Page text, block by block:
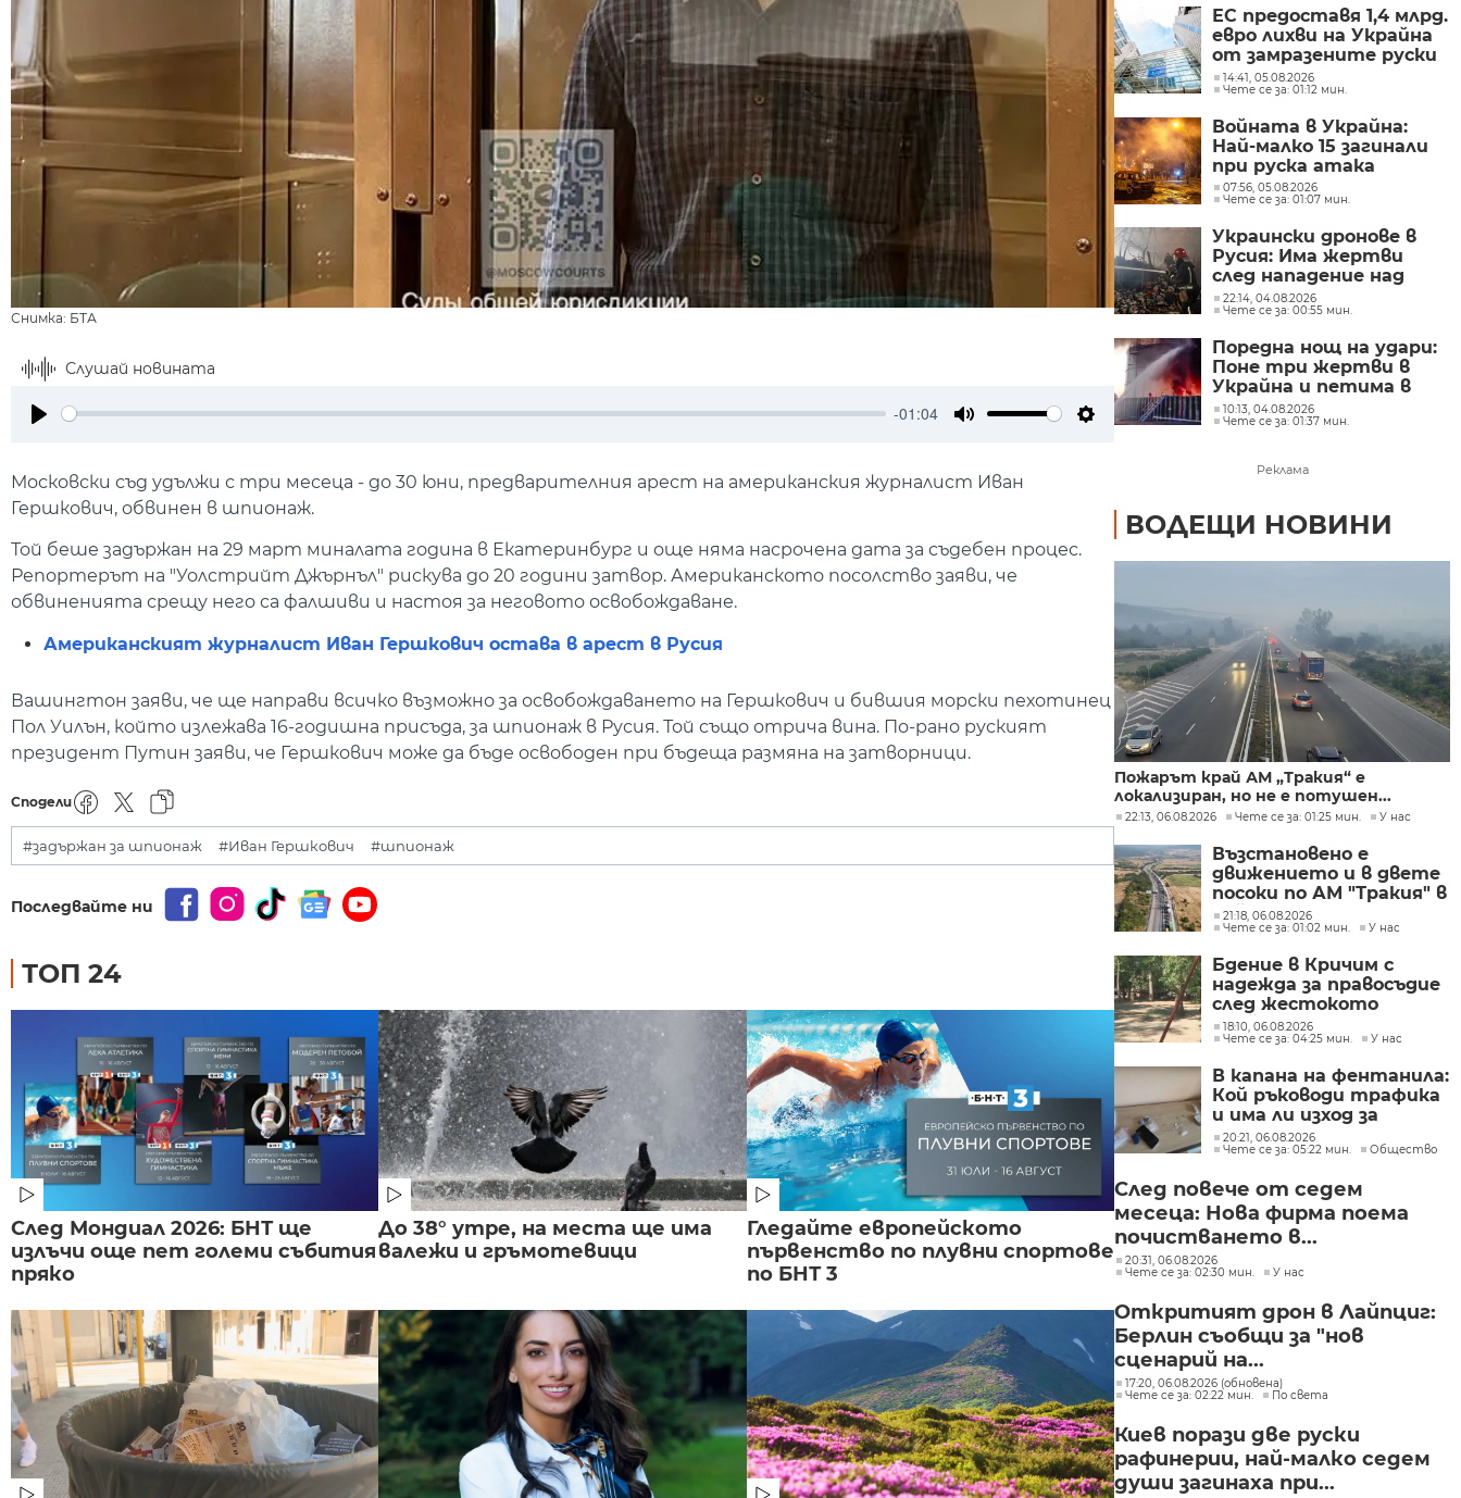
Снимка: БТА
Слушай новината
-01:04
Московски съд удължи с три месеца - до 30 юни, предварителния арест на американския журналист Иван
Гершкович, обвинен в шпионаж.
Той беше задържан на 29 март миналата година в Екатеринбург и още няма насрочена дата за съдебен процес.
Репортерът на "Уолстрийт Джърнъл" рискува до 20 години затвор. Американското посолство заяви, че
обвиненията срещу него са фалшиви и настоя за неговото освобождаване.
Американският журналист Иван Гершкович остава в арест в Русия
Вашингтон заяви, че ще направи всичко възможно за освобождаването на Гершкович и бившия морски пехотинец
Пол Уилън, който излежава 16-годишна присъда, за шпионаж в Русия. Той също отрича вина. По-рано руският
президент Путин заяви, че Гершкович може да бъде освободен при бъдеща размяна на затворници.
Сподели
#задържан за шпионаж #Иван Гершкович #шпионаж
Последвайте ни
ТОП 24
След Мондиал 2026: БНТ ще
излъчи още пет големи събития
пряко
До 38° утре, на места ще има
валежи и гръмотевици
Гледайте европейското
първенство по плувни спортове
по БНТ 3
ЕС предоставя 1,4 млрд.
евро лихви на Украйна
от замразените руски
активи
14:41, 05.08.2026
Чете се за: 01:12 мин.
Войната в Украйна:
Най-малко 15 загинали
при руска атака
07:56, 05.08.2026
Чете се за: 01:07 мин.
Украински дронове в
Русия: Има жертви
след нападение над
складове
22:14, 04.08.2026
Чете се за: 00:55 мин.
Поредна нощ на удари:
Поне три жертви в
Украйна и петима в
Русия
10:13, 04.08.2026
Чете се за: 01:37 мин.
Реклама
ВОДЕЩИ НОВИНИ
Пожарът край АМ „Тракия“ е
локализиран, но не е потушен...
22:13, 06.08.2026 Чете се за: 01:25 мин. У нас
Възстановено е
движението и в двете
посоки по АМ "Тракия" в
района на 69-тия
километър
21:18, 06.08.2026
Чете се за: 01:02 мин.
У нас
Бдение в Кричим с
надежда за правосъдие
след жестокото
убийство на млад мъж
в Пловдив от
18:10, 06.08.2026
Чете се за: 04:25 мин.
У нас
В капана на фентанила:
Кой ръководи трафика
и има ли изход за
пристрастените?
20:21, 06.08.2026
Чете се за: 05:22 мин.
Общество
След повече от седем
месеца: Нова фирма поема
почистването в...
20:31, 06.08.2026
Чете се за: 02:30 мин.
У нас
Откритият дрон в Лайпциг:
Берлин съобщи за "нов
сценарий на...
17:20, 06.08.2026 (обновена)
Чете се за: 02:22 мин.
По света
Киев порази две руски
рафинерии, най-малко седем
души загинаха при...